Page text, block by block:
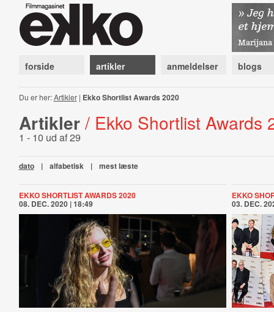
forside artikler anmeldelser blogs
Du er her:Artikler| Ekko Shortlist Awards 2020
Artikler / Ekko Shortlist Awards
1 - 10 ud af 29
dato | alfabetisk | mest læste
EKKO SHORTLIST AWARDS 2020
08. DEC. 2020 | 18:49
EKKO
03. DEC.